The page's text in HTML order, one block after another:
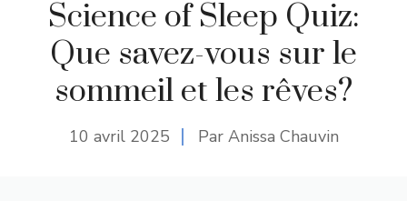
Science of Sleep Quiz:
Que savez-vous sur le
sommeil et les rêves?
10 avril 2025 Par Anissa Chauvin